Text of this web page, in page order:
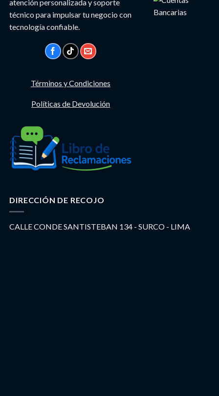
atención personalizada y soporte
técnico para impulsar tu negocio con
tecnología confiable.
Términos y Condiciones
Políticas de Devolución
DIRECCIÓN DE RECOJO
CALLE CONDE SANTISTEBAN 134 - SURCO - LIMA